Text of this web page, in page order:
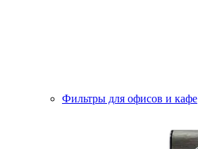
Фильтры для офисов и кафе